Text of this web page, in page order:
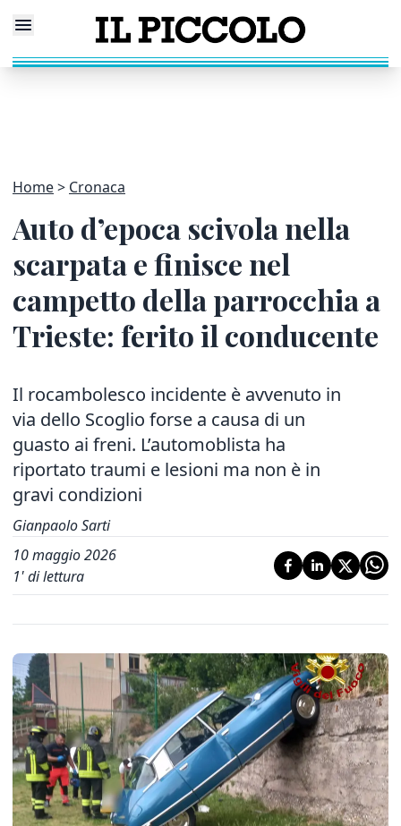
Home Cronaca
Auto d’epoca scivola nella
scarpata e finisce nel
campetto della parrocchia a
Trieste: ferito il conducente
Il rocambolesco incidente è avvenuto in
via dello Scoglio forse a causa di un
guasto ai freni. L’automoblista ha
riportato traumi e lesioni ma non è in
gravi condizioni
Gianpaolo Sarti
10 maggio 2026
1' di lettura